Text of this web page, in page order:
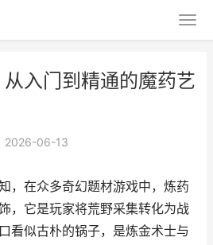
入门到精通的魔药艺
2026-06-13
，在众多奇幻题材游戏中，炼药
，它是玩家将荒野采集转化为战
看似古朴的锅子，是炼金术士与